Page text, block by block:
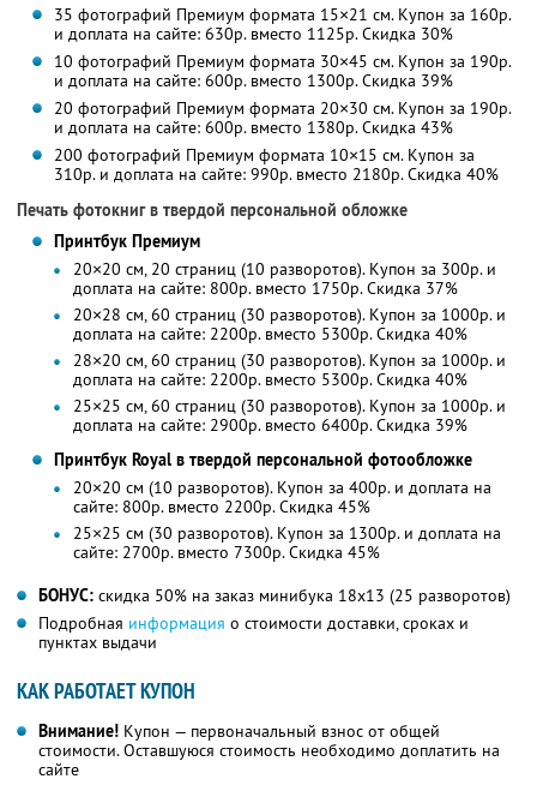
35 фотографий Премиум формата 15×21 см. Купон за 160р.
и доплата на сайте: 630р. вместо 1125р. Скидка 30%
10 фотографий Премиум формата 30×45 см. Купон за 190р.
и доплата на сайте: 600р. вместо 1300р. Скидка 39%
20 фотографий Премиум формата 20×30 см. Купон за 190р.
и доплата на сайте: 600р. вместо 1380р. Скидка 43%
200 фотографий Премиум формата 10×15 см. Купон за
310р. и доплата на сайте: 990р. вместо 2180р. Скидка 40%
Печать фотокниг в твердой персональной обложке
Принтбук Премиум
20×20 см, 20 страниц (10 разворотов). Купон за 300р. и
доплата на сайте: 800р. вместо 1750р. Скидка 37%
20×28 см, 60 страниц (30 разворотов). Купон за 1000р. и
доплата на сайте: 2200р. вместо 5300р. Скидка 40%
28×20 см, 60 страниц (30 разворотов). Купон за 1000р. и
доплата на сайте: 2200р. вместо 5300р. Скидка 40%
25×25 см, 60 страниц (30 разворотов). Купон за 1000р. и
доплата на сайте: 2900р. вместо 6400р. Скидка 39%
Принтбук Royal в твердой персональной фотообложке
20×20 см (10 разворотов). Купон за 400р. и доплата на
сайте: 800р. вместо 2200р. Скидка 45%
25×25 см (30 разворотов). Купон за 1300р. и доплата на
сайте: 2700р. вместо 7300р. Скидка 45%
БОНУС: скидка 50% на заказ минибука 18х13 (25 разворотов)
Подробная информация о стоимости доставки, сроках и
пунктах выдачи
КАК РАБОТАЕТ КУПОН
Внимание! Купон — первоначальный взнос от общей
стоимости. Оставшуюся стоимость необходимо доплатить на
сайте